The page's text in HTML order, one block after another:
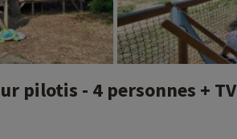
pilotis - 4 personnes + TV